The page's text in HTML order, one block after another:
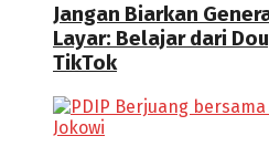
Jangan Biarkan
Layar: Belajar dari
TikTok